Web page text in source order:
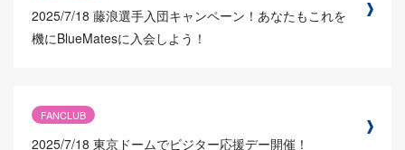
2025/7/18 藤浪選手入団キャンペーン！あなたもこれを
機にBlueMatesに入会しよう！
FANCLUB
2025/7/18 東京ドームでビジター応援デー開催！